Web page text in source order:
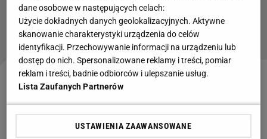
Ishak strzelił dwa gole, ale Lech przegrał z
Benfiką. "Cała Polska może być z nas dumna"
Zobacz wideoDariusz Żuraw wskazał faworyta do
mistrzostwa Polski. "Patrzymy na nich w głównej
mierze" [SEKCJA PIŁKARSKA #69]
dane osobowe w następujących celach:
Użycie dokładnych danych geolokalizacyjnych. Aktywne
skanowanie charakterystyki urządzenia do celów
identyfikacji. Przechowywanie informacji na urządzeniu lub
dostęp do nich. Spersonalizowane reklamy i treści, pomiar
reklam i treści, badnie odbiorców i ulepszanie usług.
Lista Zaufanych Partnerów
USTAWIENIA ZAAWANSOWANE